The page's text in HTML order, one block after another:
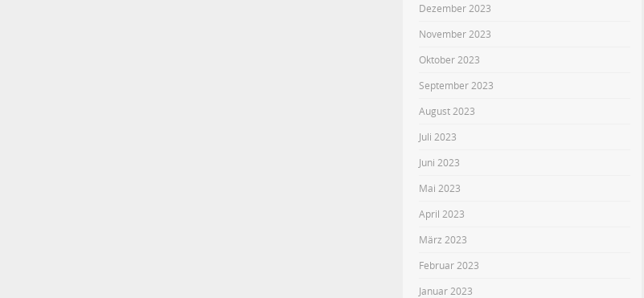
Dezember 2023
November 2023
Oktober 2023
September 2023
August 2023
Juli 2023
Juni 2023
Mai 2023
April 2023
März 2023
Februar 2023
Januar 2023